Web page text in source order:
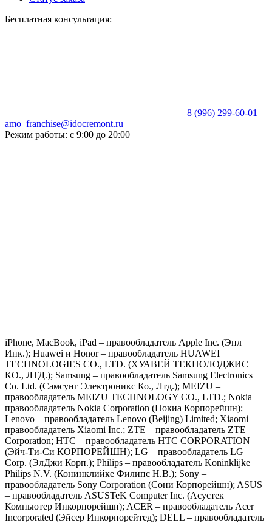
Бесплатная консультация:
8 (996) 299-60-01
amo_franchise@idocremont.ru
Режим работы: с 9:00 до 20:00
iPhone, MacBook, iPad – правообладатель Apple Inc. (Эпл
Инк.); Huawei и Honor – правообладатель HUAWEI
TECHNOLOGIES CO., LTD. (ХУАВЕЙ ТЕКНОЛОДЖИС
КО., ЛТД.); Samsung – правообладатель Samsung Electronics
Co. Ltd. (Самсунг Электроникс Ко., Лтд.); MEIZU –
правообладатель MEIZU TECHNOLOGY CO., LTD.; Nokia –
правообладатель Nokia Corporation (Нокиа Корпорейшн);
Lenovo – правообладатель Lenovo (Beijing) Limited; Xiaomi –
правообладатель Xiaomi Inc.; ZTE – правообладатель ZTE
Corporation; HTC – правообладатель HTC CORPORATION
(Эйч-Ти-Си КОРПОРЕЙШН); LG – правообладатель LG
Corp. (ЭлДжи Корп.); Philips – правообладатель Koninklijke
Philips N.V. (Конинклийке Филипс Н.В.); Sony –
правообладатель Sony Corporation (Сони Корпорейшн); ASUS
– правообладатель ASUSTeK Computer Inc. (Асустек
Компьютер Инкорпорейшн); ACER – правообладатель Acer
Incorporated (Эйсер Инкорпорейтед); DELL – правообладатель